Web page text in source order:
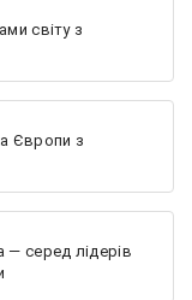
світу з
Європи з
— серед лідерів